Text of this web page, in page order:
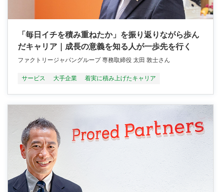
「毎日イチを積み重ねたか」を振り返りながら歩ん
だキャリア｜成長の意義を知る人が一歩先を行く
ファクトリージャパングループ 専務取締役 太田 敦士さん
サービス 大手企業 着実に積み上げたキャリア